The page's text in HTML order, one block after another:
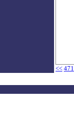
<< 471